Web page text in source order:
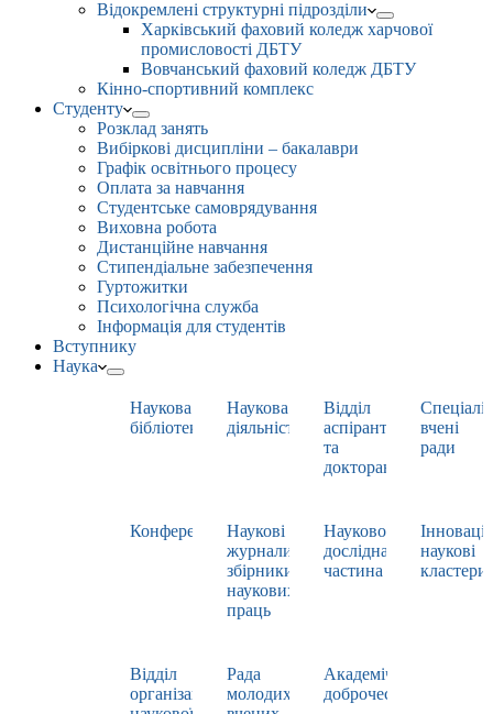
Відокремлені структурні підрозділи
Харківський фаховий коледж харчової
промисловості ДБТУ
Вовчанський фаховий коледж ДБТУ
Кінно-спортивний комплекс
Студенту
Розклад занять
Вибіркові дисципліни – бакалаври
Графік освітнього процесу
Оплата за навчання
Студентське самоврядування
Виховна робота
Дистанційне навчання
Стипендіальне забезпечення
Гуртожитки
Психологічна служба
Інформація для студентів
Вступнику
Наука
Наукова
бібліотека
Наукова
діяльність
Відділ
аспірантури
та
докторантури
вчені
ради
Конференції
Наукові
журнали,
збірники
наукових
праць
Науково-
дослідна
частина
наукові
кластери
Відділ
організації
Рада
молодих
Академічна
доброчесність